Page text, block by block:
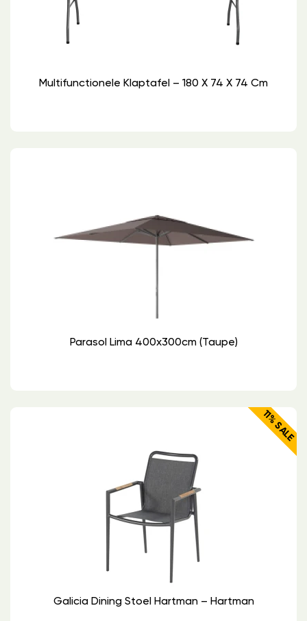
Multifunctionele Klaptafel – 180 X 74 X 74 Cm
Parasol Lima 400x300cm (Taupe)
11% SALE
Galicia Dining Stoel Hartman – Hartman